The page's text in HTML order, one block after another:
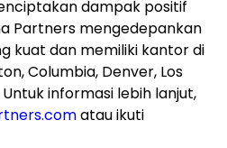
dampak positif
Partners mengedepankan
kuat dan memiliki kantor di
Columbia, Denver, Los
informasi lebih lanjut,
atau ikuti